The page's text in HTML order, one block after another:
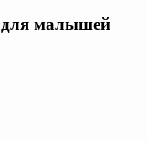
малышей